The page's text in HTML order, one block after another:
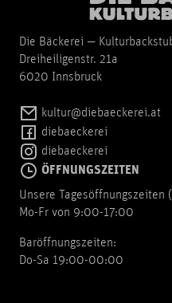
Die Bäckerei —
Dreiheiligenstr. 21a
6020 Innsbruck
kultur@diebaeckerei.at
diebaeckerei
diebaeckerei
ÖFFNUNGSZEITEN
Unsere Tagesöffnungszeiten
Mo-Fr von 9:00-17:00
Baröffnungszeiten:
Do-Sa 19:00-00:00